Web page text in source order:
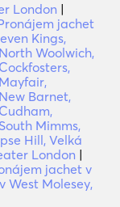
London |
jachet
Kings,
Woolwich,
Barnet,
Mimms,
Hill, Velká
London |
jachet v
West Molesey,